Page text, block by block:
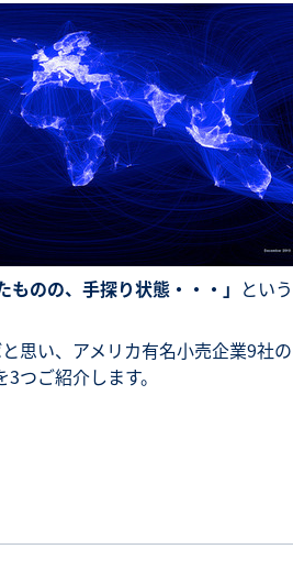
のの、手探り状態・・・」 とい
思い、アメリカ有名小売企業9社
つご紹介します。